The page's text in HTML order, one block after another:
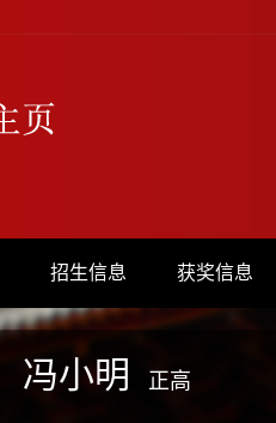
招生信息 获奖信息
冯小明 正高